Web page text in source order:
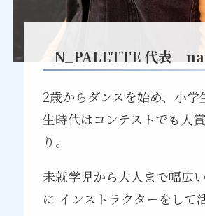
N_PALETTE 代表
2歳からダンスを始め、小学
生時代はコンテストでも入
り。
未就学児から大人まで幅広
に インストラクターをして